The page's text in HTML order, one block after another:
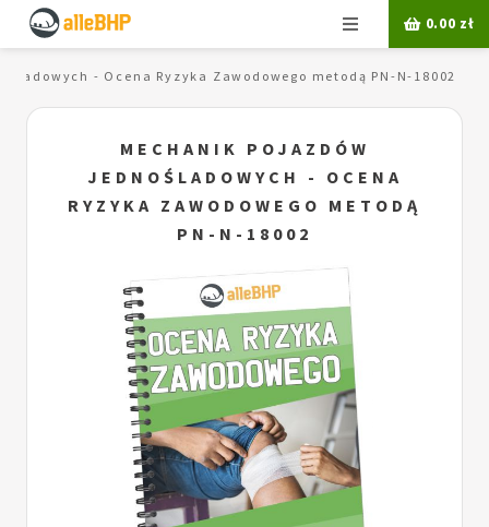
Menu 0.00 zł
- Ocena Ryzyka Zawodowego metodą PN-N-18002
MECHANIK POJAZDÓW
JEDNOŚLADOWYCH - OCENA
RYZYKA ZAWODOWEGO METODĄ
PN-N-18002